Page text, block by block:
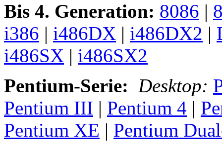
Bis 4. Generation: 8086 |
i386 | i486DX | i486DX2 |
i486SX | i486SX2
Pentium-Serie: Desktop:
Pentium III | Pentium 4 |
Pentium XE | Pentium